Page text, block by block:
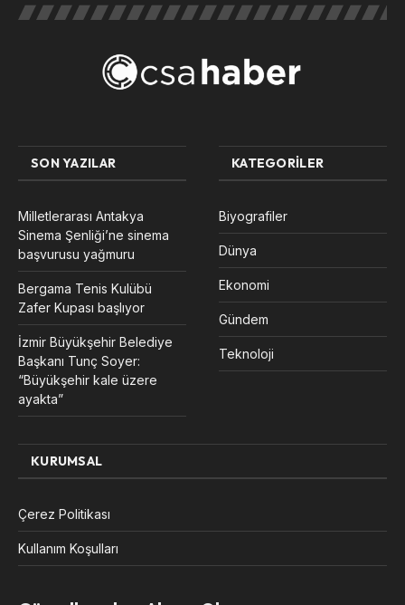
SON YAZILAR
Milletlerarası Antakya
Sinema Şenliği’ne sinema
başvurusu yağmuru
Bergama Tenis Kulübü
Zafer Kupası başlıyor
İzmir Büyükşehir Belediye
Başkanı Tunç Soyer:
“Büyükşehir kale üzere
ayakta”
KATEGORILER
Biyografiler
Dünya
Ekonomi
Gündem
Teknoloji
KURUMSAL
Çerez Politikası
Kullanım Koşulları